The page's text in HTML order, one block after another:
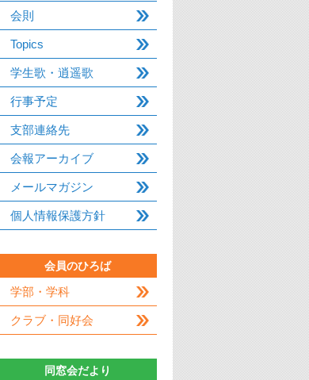
会則
Topics
学生歌・逍遥歌
行事予定
支部連絡先
会報アーカイブ
メールマガジン
個人情報保護方針
会員のひろば
学部・学科
クラブ・同好会
同窓会だより